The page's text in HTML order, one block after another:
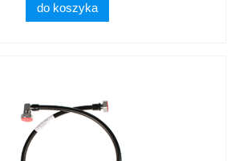
do koszyka